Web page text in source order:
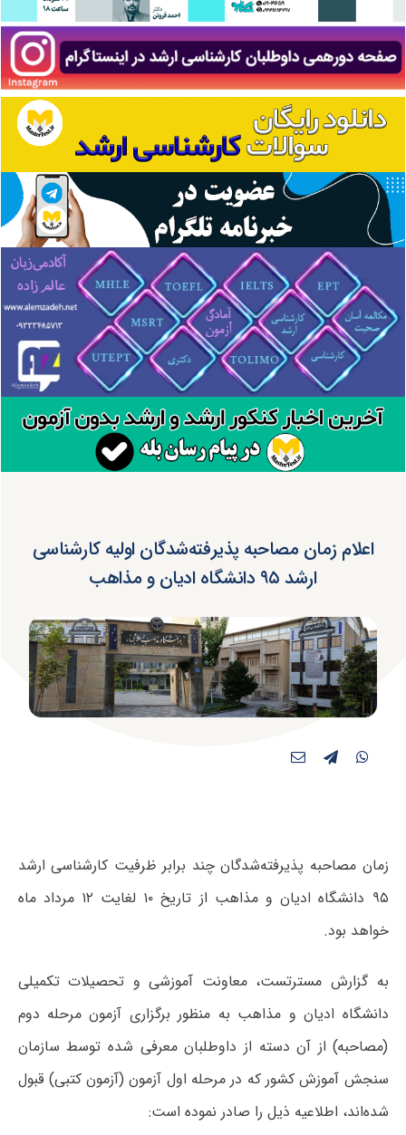
اعلام زمان مصاحبه پذیرفته‌شدگان اولیه کارشناسی
ارشد ۹۵ دانشگاه ادیان و مذاهب
زمان مصاحبه پذیرفته‌شدگان چند برابر ظرفیت کارشناسی ارشد
۹۵ دانشگاه ادیان و مذاهب از تاریخ ۱۰ لغایت ۱۲ مرداد ماه
خواهد بود.
به گزارش مسترتست، معاونت آموزشی و تحصیلات تکمیلی
دانشگاه ادیان و مذاهب به منظور برگزاری آزمون مرحله دوم
(مصاحبه) از آن دسته از داوطلبان معرفی شده توسط سازمان
سنجش آموزش کشور که در مرحله اول آزمون (آزمون کتبی) قبول
شده‌اند، اطلاعیه ذیل را صادر نموده است: